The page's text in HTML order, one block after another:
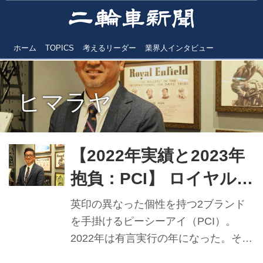
ホーム TOPICS 考えるリーダー 業界人インタビュー
ヒマラヤ
【2022年実績と2023年
抱負：PCI】 ロイヤルエ
ンフィールド好調で 有
言実行の年に
英印の異なった個性を持つ2ブランド
を手掛けるピーシーアイ（PCI）。
2022年は有言実行の年になった。それ